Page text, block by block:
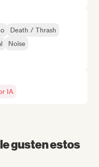
Death / Thrash
Noise
IA
gusten estos